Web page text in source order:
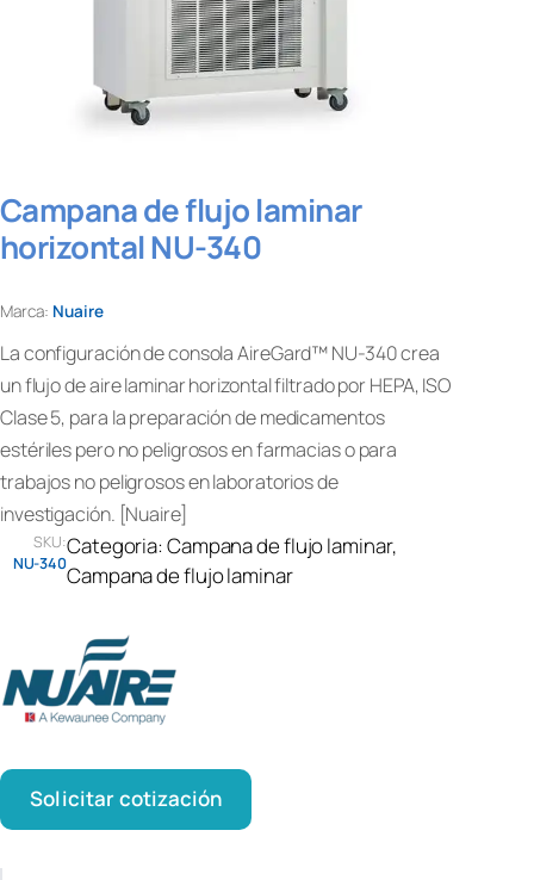
Campana de flujo laminar
horizontal NU-340
Marca: Nuaire
La configuración de consola AireGard™ NU-340 crea
un flujo de aire laminar horizontal filtrado por HEPA, ISO
Clase 5, para la preparación de medicamentos
estériles pero no peligrosos en farmacias o para
trabajos no peligrosos en laboratorios de
investigación. [Nuaire]
SKU:
NU-340
Categoria:Campana de flujo laminar
Campana de flujo laminar
Solicitar cotización